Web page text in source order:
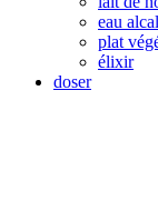
eau
plat
élixir
doser